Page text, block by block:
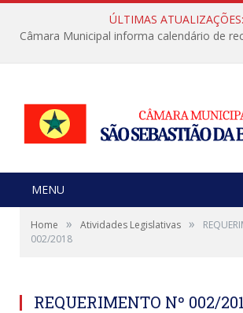
ÚLTIMAS ATUALIZAÇÕES:
MENU
Home » Atividades Legislativas »
002/2018
REQUERIMENTO Nº 002/